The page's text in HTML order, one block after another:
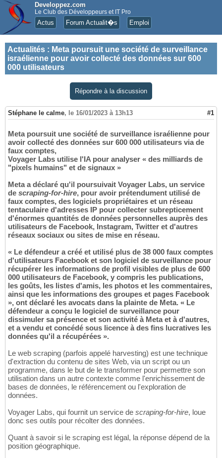
Developpez.com
Le Club des Développeurs et IT Pro
Actus Forum Actualit�s Emploi
Actualités : Meta poursuit une société de surveillance
israélienne pour avoir collecté des données sur 600
000 utilisateurs
Répondre à la discussion
Stéphane le calme, le 16/01/2023 à 13h13 #1
Meta poursuit une société de surveillance israélienne pour
avoir collecté des données sur 600 000 utilisateurs via de
faux comptes,
Voyager Labs utilise l'IA pour analyser « des milliards de
"pixels humains" et de signaux »
Meta a déclaré qu'il poursuivait Voyager Labs, un service
de scraping-for-hire, pour avoir prétendument utilisé de
faux comptes, des logiciels propriétaires et un réseau
tentaculaire d'adresses IP pour collecter subrepticement
d'énormes quantités de données personnelles auprès des
utilisateurs de Facebook, Instagram, Twitter et d'autres
réseaux sociaux ou sites de mise en réseau.
« Le défendeur a créé et utilisé plus de 38 000 faux comptes
d'utilisateurs Facebook et son logiciel de surveillance pour
récupérer les informations de profil visibles de plus de 600
000 utilisateurs de Facebook, y compris les publications,
les goûts, les listes d'amis, les photos et les commentaires,
ainsi que les informations des groupes et pages Facebook
», ont déclaré les avocats dans la plainte de Meta. « Le
défendeur a conçu le logiciel de surveillance pour
dissimuler sa présence et son activité à Meta et à d'autres,
et a vendu et concédé sous licence à des fins lucratives les
données qu'il a récupérées ».
Le web scraping (parfois appelé harvesting) est une technique
d'extraction du contenu de sites Web, via un script ou un
programme, dans le but de le transformer pour permettre son
utilisation dans un autre contexte comme l'enrichissement de
bases de données, le référencement ou l'exploration de
données.
Voyager Labs, qui fournit un service de scraping-for-hire, loue
donc ses outils pour récolter des données.
Quant à savoir si le scraping est légal, la réponse dépend de la
position géographique.